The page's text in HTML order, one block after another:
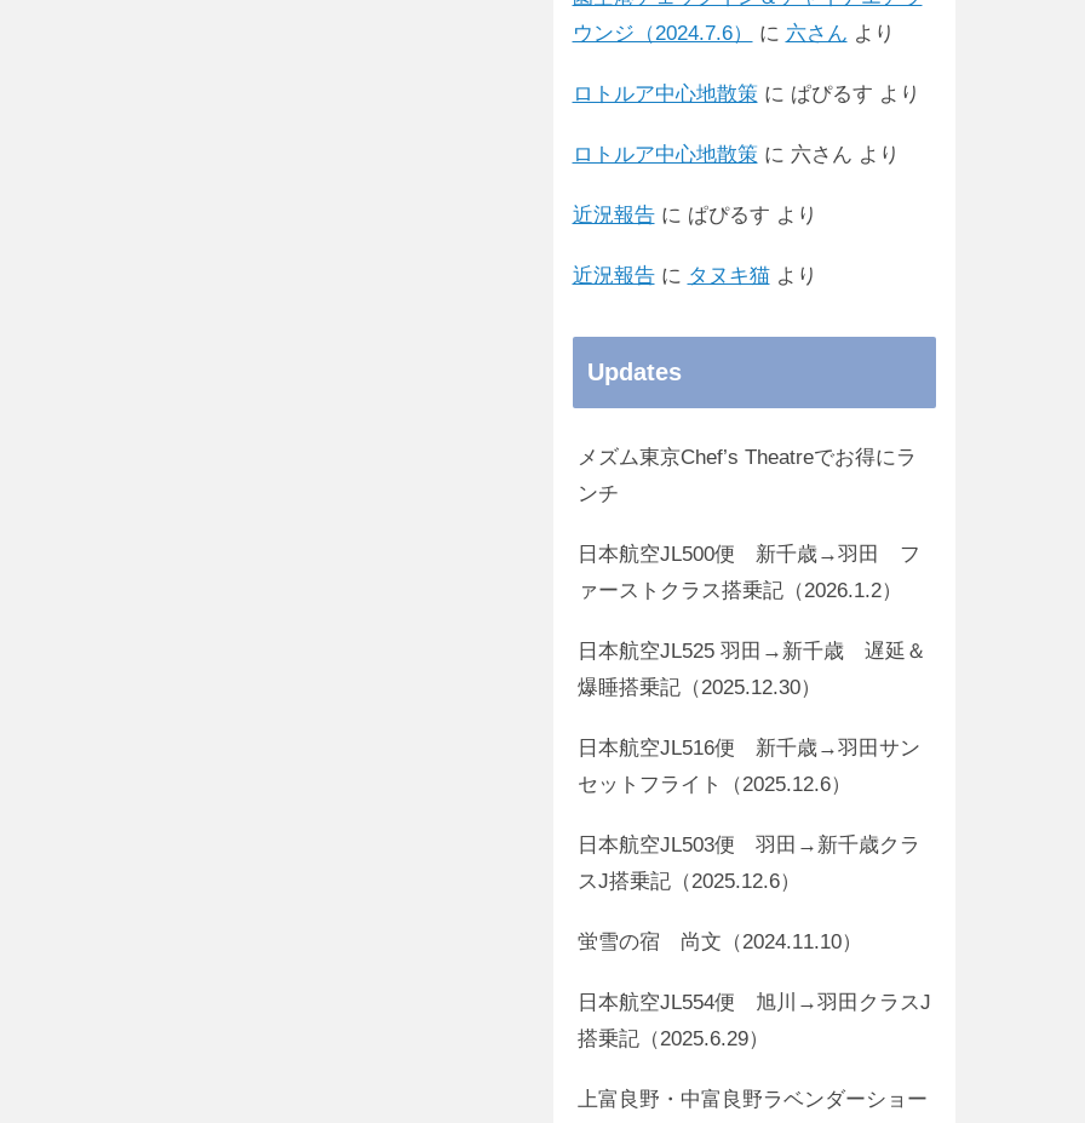
ウンジ（2024.7.6）
に 六さん より
ロトルア中心地散策 に ぱぴるす より
ロトルア中心地散策 に 六さん より
近況報告に ぱぴるす より
近況報告に タヌキ猫より
Updates
メズム東京Chef’s Theatreでお得にラ
ンチ
日本航空JL500便 新千歳→羽田 フ
ァーストクラス搭乗記（2026.1.2）
日本航空JL525 羽田→新千歳 遅延＆
爆睡搭乗記（2025.12.30）
日本航空JL516便 新千歳→羽田サン
セットフライト（2025.12.6）
日本航空JL503便 羽田→新千歳クラ
スJ搭乗記（2025.12.6）
蛍雪の宿 尚文（2024.11.10）
日本航空JL554便 旭川→羽田クラスJ
搭乗記（2025.6.29）
上富良野・中富良野ラベンダーショー